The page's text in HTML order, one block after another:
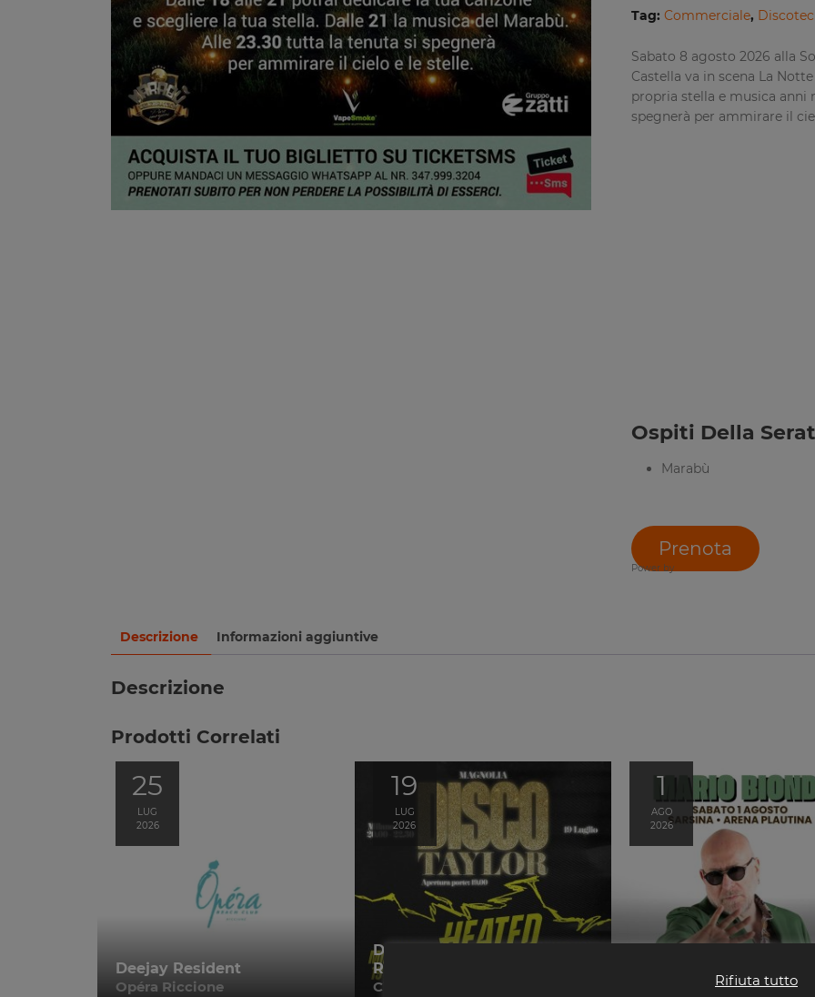
Tag: Commerciale,
Sabato 8 agosto 2026 alla
Castella va in scena La
propria stella e musica anni
spegnerà per ammirare il
Ospiti Della
Marabù
Prenota
Power by
Descrizione Informazioni aggiuntive
Descrizione
Prodotti Correlati
25
LUG
2026
Deejay Resident
Opéra Riccione
19
LUG
2026
Disco Taylor + Heated
Rivalry Party
Circolo Magnolia
1
AGO
2026
Rifiuta tutto